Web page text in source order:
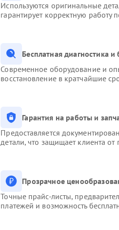
Используются оригинальные
гарантирует корректную работу
Бесплатная диагностика
Современное оборудование и
восстановление в кратчайшие
Гарантия на работы и
Предоставляется
детали, что защищает клиента
Прозрачное
Точные прайс-листы,
платежей и возможность